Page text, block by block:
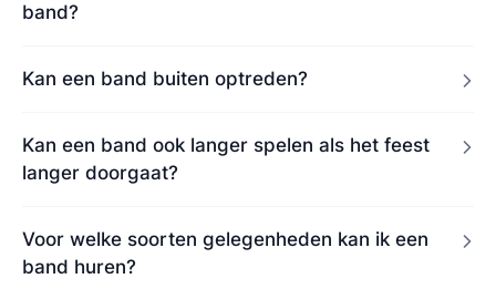
band?
Kan een band buiten optreden?
Kan een band ook langer spelen als het feest
langer doorgaat?
Voor welke soorten gelegenheden kan ik een
band huren?